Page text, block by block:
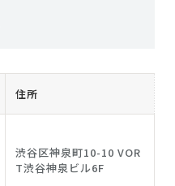
住所
渋谷区神泉町10-10 VOR
T渋谷神泉ビル6F